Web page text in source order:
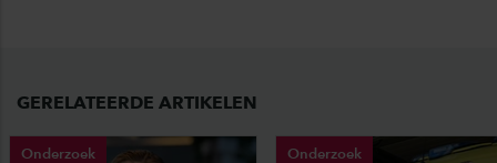
GERELATEERDE ARTIKELEN
Onderzoek Onderzoek